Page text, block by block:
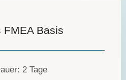
FMEA Basis
2 Tage